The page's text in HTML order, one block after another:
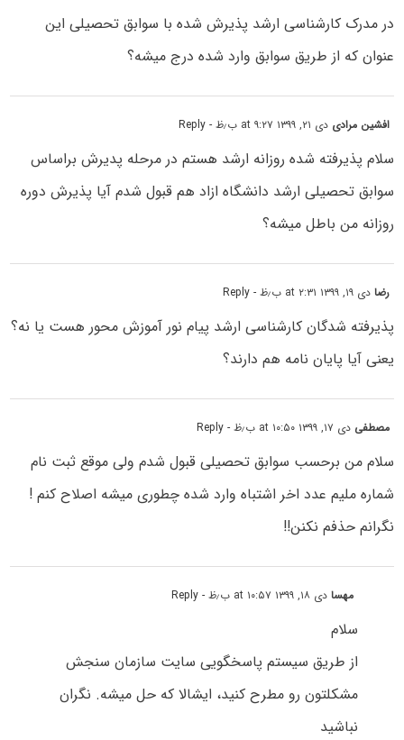
در مدرک کارشناسی ارشد پذیرش شده با سوابق تحصیلی این
عنوان که از طریق سوابق وارد شده درج میشه؟
افشین مرادی دی ۲۱, ۱۳۹۹ at ۹:۲۷ ب٫ظ - Reply
سلام پذیرفته شده روزانه ارشد هستم در مرحله پدیرش براساس
سوابق تحصیلی ارشد دانشگاه ازاد هم قبول شدم آیا پذیرش دوره
روزانه من باطل میشه؟
رضادی ۱۹, ۱۳۹۹ at ۲:۳۱ ب٫ظ - Reply
پذیرفته شدگان کارشناسی ارشد پیام نور آموزش محور هست یا نه؟
یعنی آیا پایان نامه هم دارند؟
مصطفی دی ۱۷, ۱۳۹۹ at ۱۰:۵۰ ب٫ظ - Reply
سلام من برحسب سوابق تحصیلی قبول شدم ولی موقع ثبت نام
شماره ملیم عدد اخر اشتباه وارد شده چطوری میشه اصلاح کنم !
نگرانم حذفم نکنن!!
مهسادی ۱۸, ۱۳۹۹ at ۱۰:۵۷ ب٫ظ - Reply
سلام
از طریق سیستم پاسخگویی سایت سازمان سنجش
مشکلتون رو مطرح کنید، ایشالا که حل میشه. نگران
نباشید